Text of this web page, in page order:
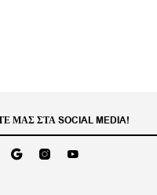
ΜΑΣ ΣΤΑ SOCIAL MEDIA!